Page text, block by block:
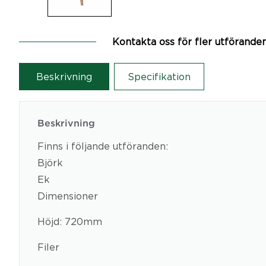
Kontakta oss för fler
Beskrivning Specifikation
Beskrivning
Finns i följande utföranden:
Björk
Ek
Dimensioner
Höjd: 720mm
Filer